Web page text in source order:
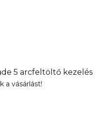
5 arcfeltöltő kezelés
a vásárlást!